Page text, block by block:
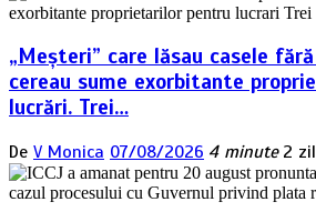
„Meșteri” care lăsau casele
cereau sume exorbitante
lucrări. Trei…
De V Monica 07/08/2026 4 minute 2